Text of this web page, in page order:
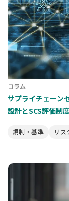
コラム
サプライチェーン
設計とSCS評価制
規制・基準 リス